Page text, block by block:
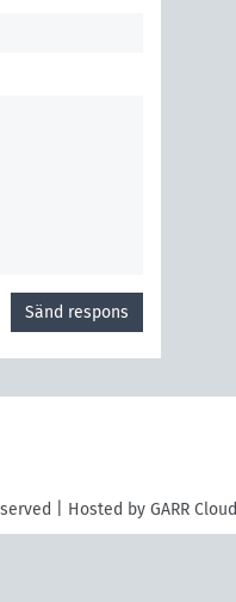
Sänd respons
| Hosted by GARR Cloud